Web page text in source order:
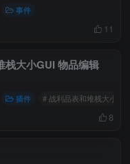
事件
11
栈大小GUI 物品编辑
插件 # 战利品表和堆栈大小GUI
8